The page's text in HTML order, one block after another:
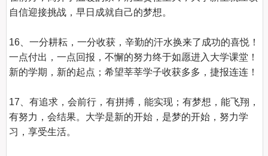
自信迎接挑战，早日成就自己的梦想。
16、一分耕耘，一分收获，辛勤的汗水换来了成功的喜悦！
一点付出，一点回报，不懈的努力终于如愿进入大学课堂！
新的学期，新的起点；希望莘莘学子收获多多，捷报连连！
17、有追求，会前行，有拼搏，能实现；有梦想，能飞翔，
有努力，会结果。大学是新的开始，是梦的开始，努力学
习，享受生活。